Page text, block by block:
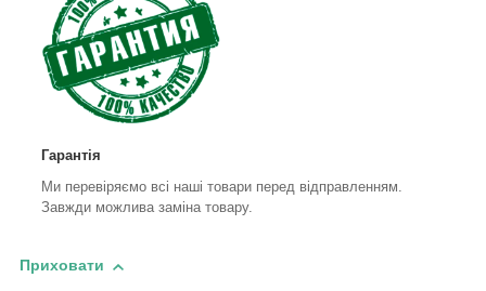
Гарантія
Ми перевіряємо всі наші товари перед відправленням.
Завжди можлива заміна товару.
Приховати